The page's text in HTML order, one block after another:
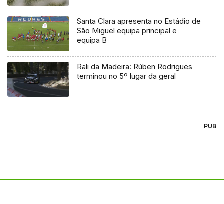
Santa Clara apresenta no Estádio de
São Miguel equipa principal e
equipa B
Rali da Madeira: Rúben Rodrigues
terminou no 5º lugar da geral
PUB